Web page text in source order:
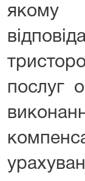
якому
послуг